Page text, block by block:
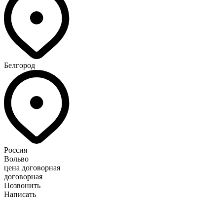
Белгород
Россия
Вольво
цена договорная
договорная
Позвонить
Написать